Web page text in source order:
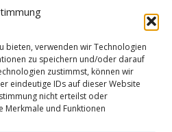
bieten, verwenden wir Technologien
zu speichern und/oder darauf
zustimmst, können wir
eindeutige IDs auf dieser Website
nicht erteilst oder
Merkmale und Funktionen